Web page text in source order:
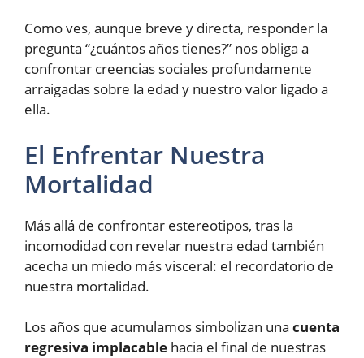
Como ves, aunque breve y directa, responder la
pregunta “¿cuántos años tienes?” nos obliga a
confrontar creencias sociales profundamente
arraigadas sobre la edad y nuestro valor ligado a
ella.
El Enfrentar Nuestra
Mortalidad
Más allá de confrontar estereotipos, tras la
incomodidad con revelar nuestra edad también
acecha un miedo más visceral: el recordatorio de
nuestra mortalidad.
Los años que acumulamos simbolizan una cuenta
regresiva implacable hacia el final de nuestras